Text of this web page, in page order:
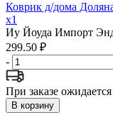
Коврик д/дома
x1
Иу Йоуда Импорт
299.50 ₽
-
При заказе
В корзину